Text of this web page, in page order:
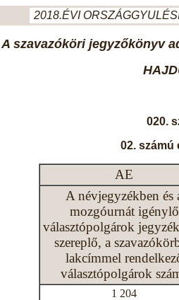
2018.ÉVI
A szavazóköri jegyzőkönyv
020.
02. számú
AE
A névjegyzékben és
mozgóurnát igénylő
választópolgárok
szereplő, a
lakcímmel
választópolgárok
1 204